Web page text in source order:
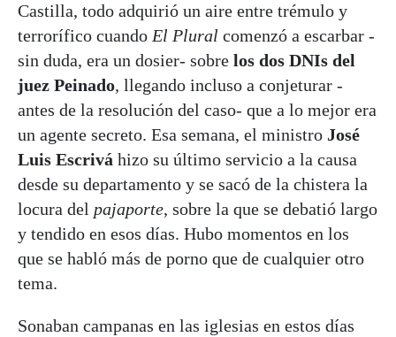
Castilla, todo adquirió un aire entre trémulo y
terrorífico cuando El Plural comenzó a escarbar -
sin duda, era un dosier- sobre los dos DNIs del
juez Peinado, llegando incluso a conjeturar -
antes de la resolución del caso- que a lo mejor era
un agente secreto. Esa semana, el ministro José
Luis Escrivá hizo su último servicio a la causa
desde su departamento y se sacó de la chistera la
locura del pajaporte, sobre la que se debatió largo
y tendido en esos días. Hubo momentos en los
que se habló más de porno que de cualquier otro
tema.
Sonaban campanas en las iglesias en estos días